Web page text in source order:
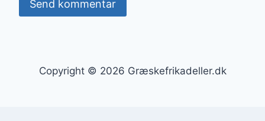
Copyright © 2026 Græskefrikadeller.dk